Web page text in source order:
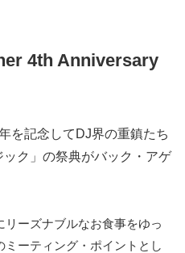
4th Anniversary
を記念してDJ界の重鎮たち
ク」の祭典がバック・アゲ
ーズナブルなお食事をゆっ
ーティング・ポイントとし